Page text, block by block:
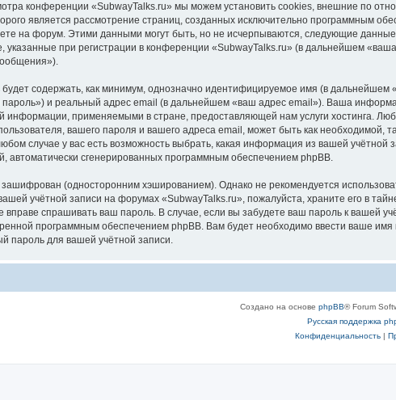
конференции «SubwayTalks.ru» мы можем установить cookies, внешние по
является рассмотрение страниц, созданных исключительно программным
на форум. Этими данными могут быть, но не исчерпываются, следующие
при регистрации в конференции «SubwayTalks.ru» (в дальнейшем
будет содержать, как минимум, однозначно идентифицируемое имя (в
и реальный адрес email (в дальнейшем «ваш адрес email»). Ваша
информации, применяемыми в стране, предоставляющей нам услуги хостинга.
вашего пароля и вашего адреса email, может быть как необходимой,
случае у вас есть возможность выбрать, какая информация из вашей учётной
автоматически сгенерированных программным обеспечением phpBB.
(односторонним хэшированием). Однако не рекомендуется
учётной записи на форумах «SubwayTalks.ru», пожалуйста, храните его в
вправе спрашивать ваш пароль. В случае, если вы забудете ваш пароль к вашей
программным обеспечением phpBB. Вам будет необходимо ввести ваше
пароль для вашей учётной записи.
Создано на основе phpBB® Forum
Русская поддержка
Конфиденциальность|